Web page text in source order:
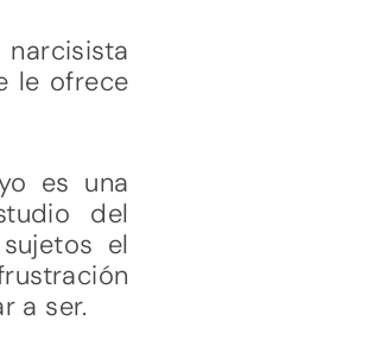
le ofrece
es una
del
el
a ser.